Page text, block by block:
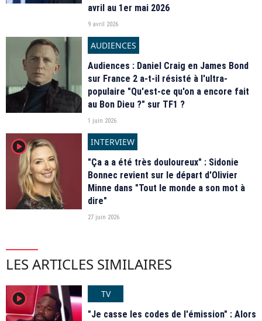
avril au 1er mai 2026
9 avril 2026
AUDIENCES
Audiences : Daniel Craig en James Bond
sur France 2 a-t-il résisté à l'ultra-
populaire "Qu'est-ce qu'on a encore fait
au Bon Dieu ?" sur TF1 ?
1 juin 2026
player2
INTERVIEW
"Ça a a été très douloureux" : Sidonie
Bonnec revient sur le départ d'Olivier
Minne dans "Tout le monde a son mot à
dire"
27 juin 2026
LES ARTICLES SIMILAIRES
player2
TV
"Je casse les codes de l'émission" : Alors